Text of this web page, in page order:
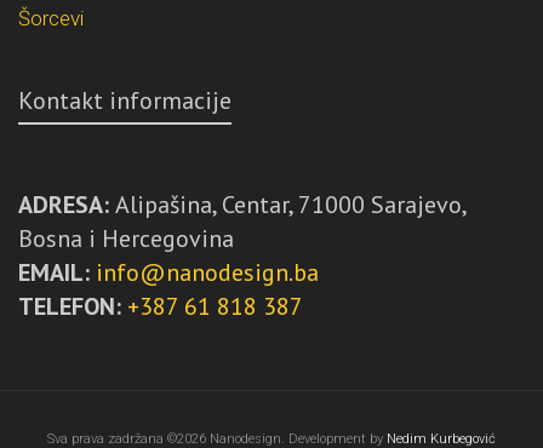
Šorcevi
Kontakt informacije
ADRESA:Alipašina, Centar, 71000 Sarajevo,
Bosna i Hercegovina
EMAIL: info@nanodesign.ba
TELEFON: +387 61 818 387
Sva prava zadržana ©2026 Nanodesign. Development by Nedim Kurbegović